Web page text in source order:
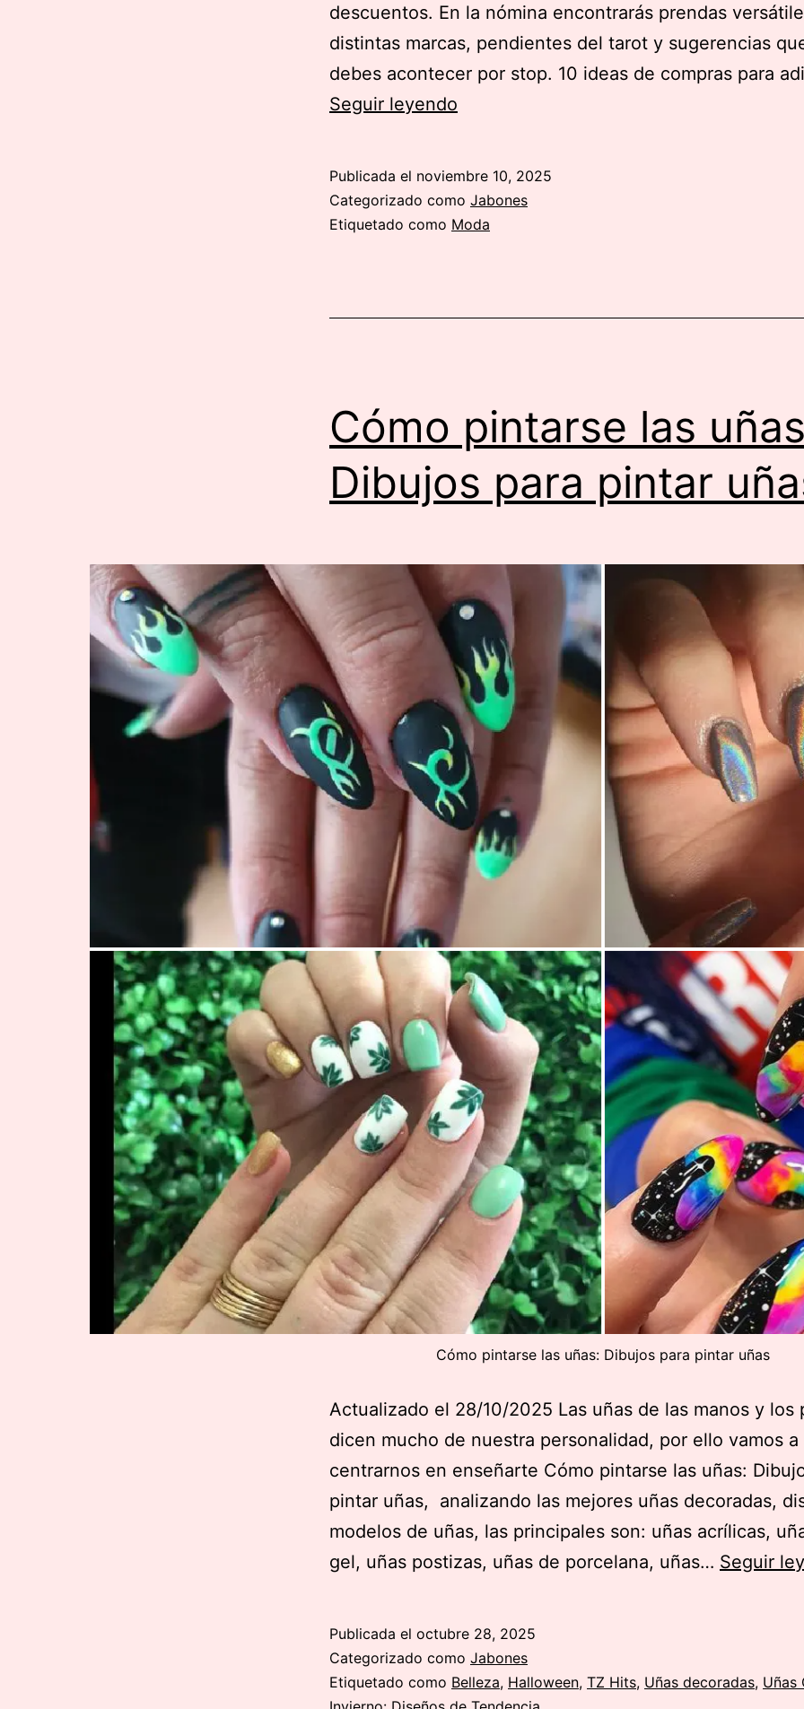
descuentos. En la nómina encontrarás prendas
distintas marcas, pendientes del tarot y sugerencias
debes acontecer por stop. 10 ideas de compras para
Seguir leyendo
para
este
Publicada el noviembre 10, 2025
Categorizado como Jabones
Etiquetado como Moda
Cómo pintarse las
Dibujos para pintar
Cómo pintarse las uñas: Dibujos para pintar uñas
Actualizado el 28/10/2025 Las uñas de las manos y los
dicen mucho de nuestra personalidad, por ello vamos a
centrarnos en enseñarte Cómo pintarse las uñas:
pintar uñas, analizando las mejores uñas decoradas,
modelos de uñas, las principales son: uñas acrílicas,
gel, uñas postizas, uñas de porcelana, uñas… Seguir
Publicada el octubre 28, 2025
Categorizado como Jabones
Etiquetado como Belleza, Halloween, TZ Hits, Uñas decoradas, Uñas